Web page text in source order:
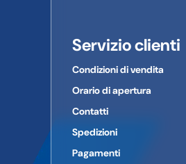
Servizio clienti
Condizioni di vendita
Orario di apertura
Contatti
Spedizioni
Pagamenti